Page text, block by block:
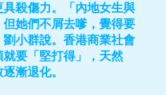
殺傷力。「內地女生與
她們不屑去嗲，覺得要
小群說。香港商業社會
要「堅打得」，天然
漸退化。